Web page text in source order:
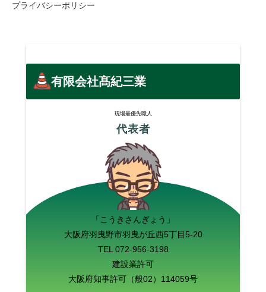
プライバシーポリシー
有限会社髙紀三業
現場最優先職人
代表者
「こうきさんぎょう」
大阪府羽曳野市羽曳が丘西5丁目5-20
TEL 072-956-3198
建設業許可
大阪府知事許可（般02）114059号